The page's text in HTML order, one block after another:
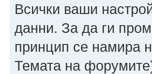
Всички ваши
данни. За да ги
принцип се намира
Темата на